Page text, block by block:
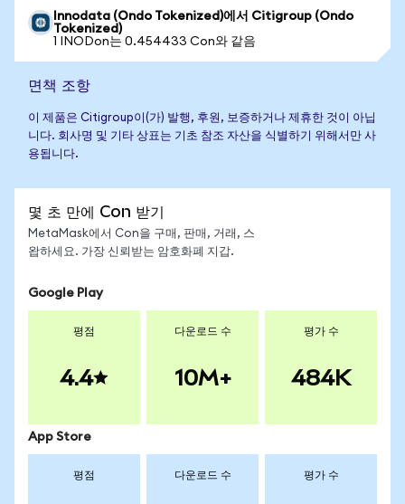
Innodata (Ondo Tokenized)에서 Citigroup (Ondo
Tokenized)
1 INODon는 0.454433 Con와 같음
면책 조항
이 제품은 Citigroup이(가) 발행, 후원, 보증하거나 제휴한 것이 아닙
니다. 회사명 및 기타 상표는 기초 참조 자산을 식별하기 위해서만 사
용됩니다.
몇 초 만에 Con 받기
MetaMask에서 Con을 구매, 판매, 거래, 스
왑하세요. 가장 신뢰받는 암호화폐 지갑.
Google Play
평점
4.4
다운로드 수
10M+
평가 수
484K
App Store
평점 다운로드 수 평가 수